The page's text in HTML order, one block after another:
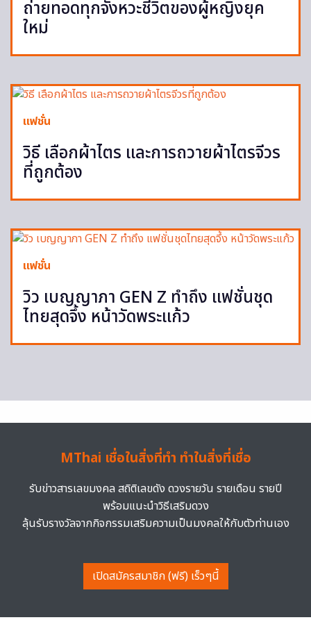
ถ่ายทอดทุกจังหวะชีวิตของผู้หญิงยุค
ใหม่
แฟชั่น
วิธี เลือกผ้าไตร และการถวายผ้าไตรจีวร
ที่ถูกต้อง
แฟชั่น
วิว เบญญาภา GEN Z ทำถึง แฟชั่นชุด
ไทยสุดจึ้ง หน้าวัดพระแก้ว
MThai เชื่อในสิ่งที่ทำ ทำในสิ่งที่เชื่อ
รับข่าวสารเลขมงคล สถิติเลขดัง ดวงรายวัน รายเดือน รายปี
พร้อมแนะนำวิธีเสริมดวง
ลุ้นรับรางวัลจากกิจกรรมเสริมความเป็นมงคลให้กับตัวท่านเอง
เปิดสมัครสมาชิก (ฟรี) เร็วๆนี้